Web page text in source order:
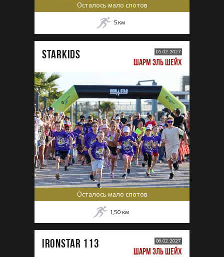
Осталось мало слотов
5 км
STARKIDS 05.02.2027
ШАРМ ЭЛЬ ШЕЙХ
Осталось мало слотов
1,50 км
IRONSTAR 113 06.02.2027
ШАРМ ЭЛЬ ШЕЙХ